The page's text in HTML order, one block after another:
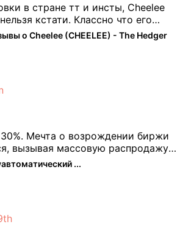
в стране тт и инсты, Cheelee
кстати. Классно что его
так уже всем надоевшего vpn.
чилю и наслаждаюсь др ...
о Cheelee (CHEELEE) - The Hedger
биржи
вызывая массовую распродажу
токена FTT. По словам Кайко , 5
бесполезная ...
...